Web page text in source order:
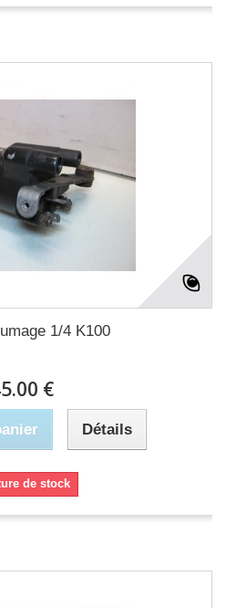
1/4 K100
€
Détails
de stock